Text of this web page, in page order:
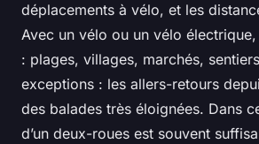
déplacements à vélo, et les
Avec un vélo ou un vélo
: plages, villages, marchés,
exceptions : les allers-retours
des balades très éloignées. Dans
d’un deux-roues est souvent